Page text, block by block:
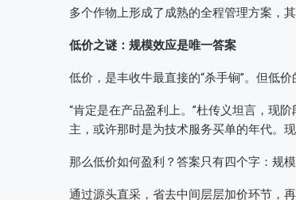
多个作物上形成了成熟的全程管理方案，
低价之谜：规模效应是唯一答案
低价，是丰收牛最直接的“杀手锏”。但低
“肯定是在产品盈利上。”杜传义坦言，现
主，或许那时是为技术服务买单的年代。
那么低价如何盈利？答案只有四个字：规模
通过源头直采，省去中间层层加价环节，